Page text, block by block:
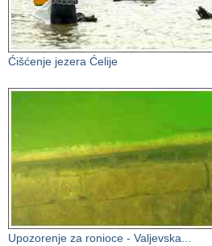
Ćišćenje jezera Ćelije
Upozorenje za ronioce - Valjevska...